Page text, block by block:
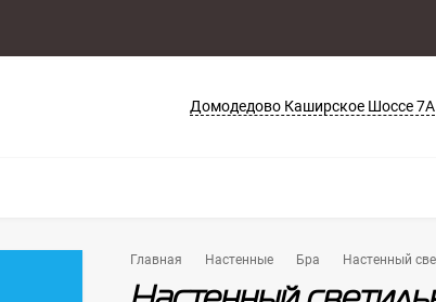
Домодедово Каширское Шоссе 7А
Главная Настенные Бра Настенный